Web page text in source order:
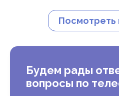
Посмотреть
Будем рады
вопросы по